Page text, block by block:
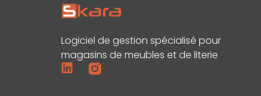
Logiciel de gestion spécialisé pour
magasins de meubles et de literie